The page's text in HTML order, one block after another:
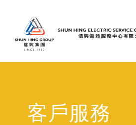
客戶服務